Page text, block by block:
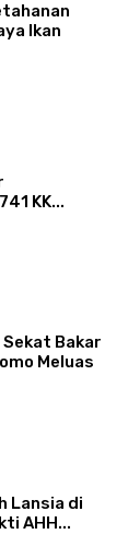
Ikan
KK...
Bakar
Meluas
Lansia di
AHH...